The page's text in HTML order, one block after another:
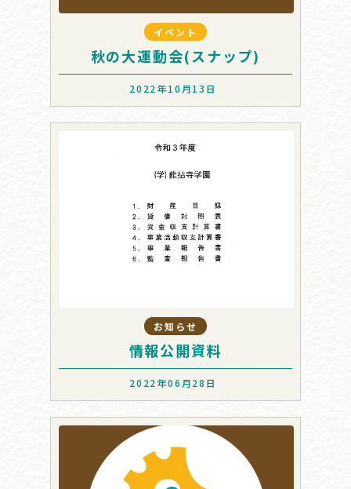
イベント
秋の大運動会(スナップ)
2022年10月13日
お知らせ
情報公開資料
2022年06月28日